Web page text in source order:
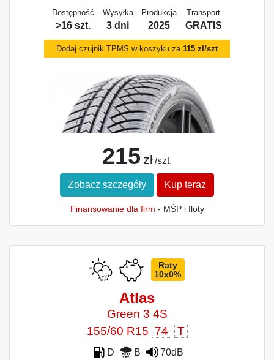
Dostępność
>16 szt.
Wysyłka
3 dni
Produkcja
2025
Transport
GRATIS
Dodaj czujnik TPMS w koszyku za 115 zł/szt
215 zł /szt.
Zobacz szczegóły Kup teraz
Finansowanie dla firm - MŚP i floty
Raty
10x0%
Atlas
Green 3 4S
155/60 R15 74 T
D B 70dB